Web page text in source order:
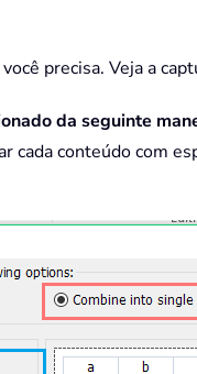
precisa. Veja a
da seguinte
cada conteúdo com